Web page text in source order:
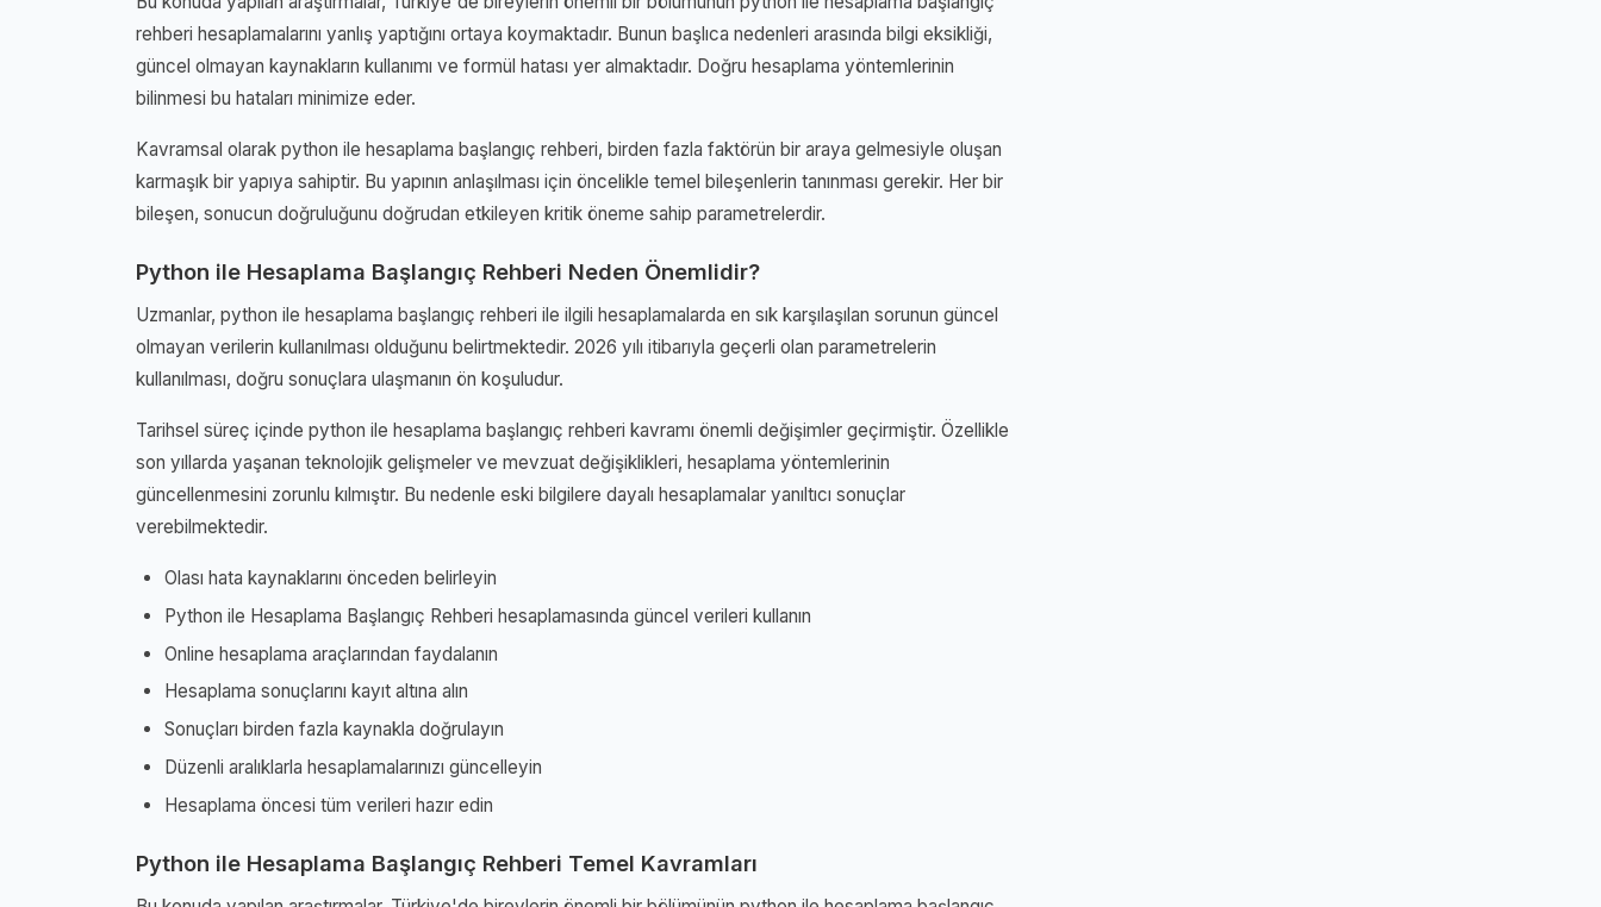
rehberi hesaplamalarını yanlış yaptığını ortaya koymaktadır. Bunun başlıca nedenleri arasında bilgi eksikliği,
güncel olmayan kaynakların kullanımı ve formül hatası yer almaktadır. Doğru hesaplama yöntemlerinin
bilinmesi bu hataları minimize eder.
Kavramsal olarak python ile hesaplama başlangıç rehberi, birden fazla faktörün bir araya gelmesiyle oluşan
karmaşık bir yapıya sahiptir. Bu yapının anlaşılması için öncelikle temel bileşenlerin tanınması gerekir. Her bir
bileşen, sonucun doğruluğunu doğrudan etkileyen kritik öneme sahip parametrelerdir.
Python ile Hesaplama Başlangıç Rehberi Neden Önemlidir?
Uzmanlar, python ile hesaplama başlangıç rehberi ile ilgili hesaplamalarda en sık karşılaşılan sorunun güncel
olmayan verilerin kullanılması olduğunu belirtmektedir. 2026 yılı itibarıyla geçerli olan parametrelerin
kullanılması, doğru sonuçlara ulaşmanın ön koşuludur.
Tarihsel süreç içinde python ile hesaplama başlangıç rehberi kavramı önemli değişimler geçirmiştir. Özellikle
son yıllarda yaşanan teknolojik gelişmeler ve mevzuat değişiklikleri, hesaplama yöntemlerinin
güncellenmesini zorunlu kılmıştır. Bu nedenle eski bilgilere dayalı hesaplamalar yanıltıcı sonuçlar
verebilmektedir.
Olası hata kaynaklarını önceden belirleyin
Python ile Hesaplama Başlangıç Rehberi hesaplamasında güncel verileri kullanın
Online hesaplama araçlarından faydalanın
Hesaplama sonuçlarını kayıt altına alın
Sonuçları birden fazla kaynakla doğrulayın
Düzenli aralıklarla hesaplamalarınızı güncelleyin
Hesaplama öncesi tüm verileri hazır edin
Python ile Hesaplama Başlangıç Rehberi Temel Kavramları